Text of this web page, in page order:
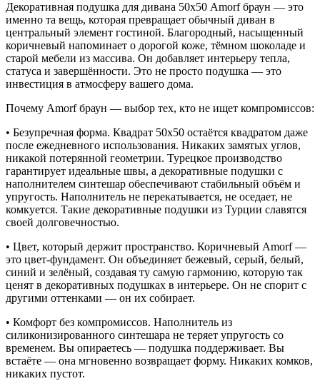
Декоративная подушка для дивана 50х50 Amorf браун — это
именно та вещь, которая превращает обычный диван в
центральный элемент гостиной. Благородный, насыщенный
коричневый напоминает о дорогой коже, тёмном шоколаде и
старой мебели из массива. Он добавляет интерьеру тепла,
статуса и завершённости. Это не просто подушка — это
инвестиция в атмосферу вашего дома.
Почему Amorf браун — выбор тех, кто не ищет компромиссов:
• Безупречная форма. Квадрат 50х50 остаётся квадратом даже
после ежедневного использования. Никаких замятых углов,
никакой потерянной геометрии. Турецкое производство
гарантирует идеальные швы, а декоративные подушки с
наполнителем синтешар обеспечивают стабильный объём и
упругость. Наполнитель не перекатывается, не оседает, не
комкуется. Такие декоративные подушки из Турции славятся
своей долговечностью.
• Цвет, который держит пространство. Коричневый Amorf —
это цвет-фундамент. Он объединяет бежевый, серый, белый,
синий и зелёный, создавая ту самую гармонию, которую так
ценят в декоративных подушках в интерьере. Он не спорит с
другими оттенками — он их собирает.
• Комфорт без компромиссов. Наполнитель из
силиконизированного синтешара не теряет упругость со
временем. Вы опираетесь — подушка поддерживает. Вы
встаёте — она мгновенно возвращает форму. Никаких комков,
никаких пустот.